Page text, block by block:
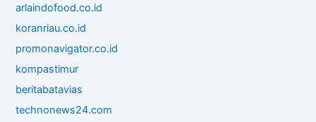
arlaindofood.co.id
koranriau.co.id
promonavigator.co.id
kompastimur
beritabatavias
technonews24.com